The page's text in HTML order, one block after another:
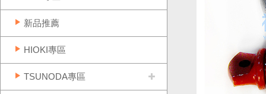
新品推薦
HIOKI專區
TSUNODA專區